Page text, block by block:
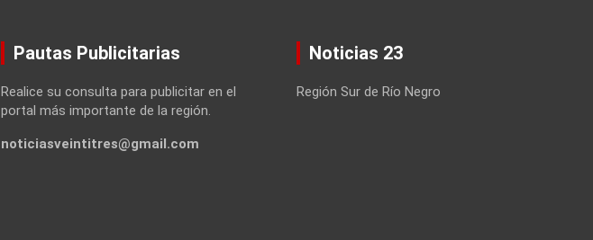
Pautas Publicitarias
Realice su consulta para publicitar en el
portal más importante de la región.
noticiasveintitres@gmail.com
Noticias 23
Región Sur de Río Negro